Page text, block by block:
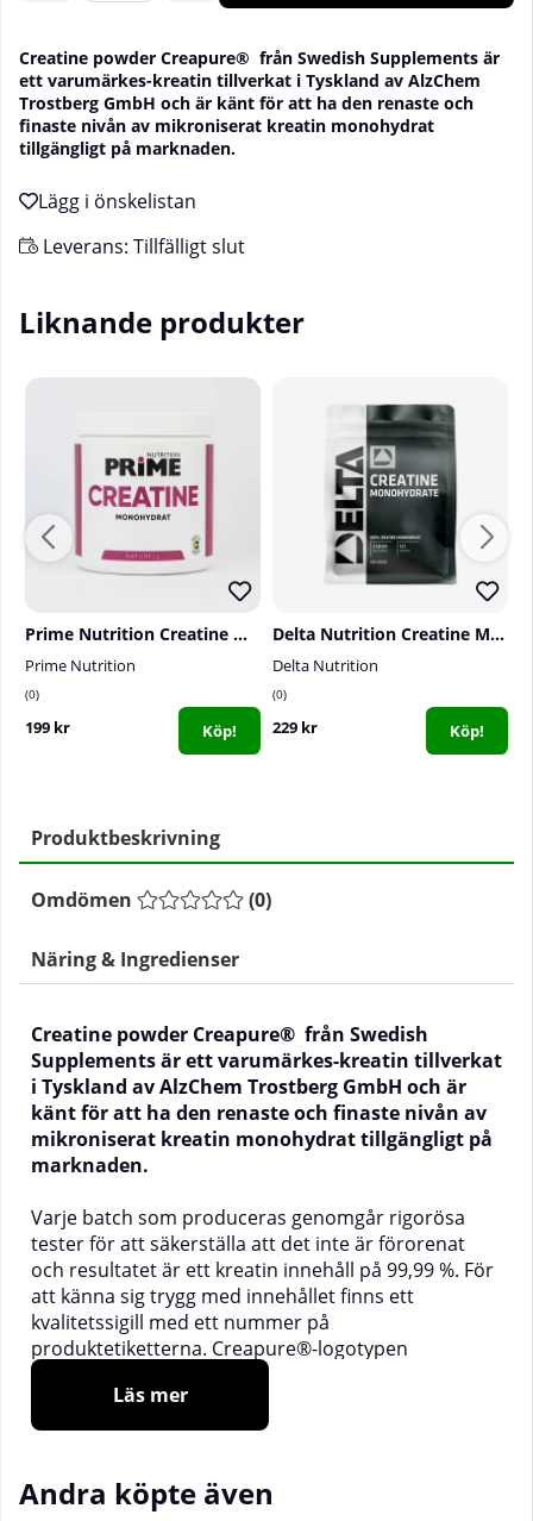
Creatine powder Creapure® från Swedish Supplements är
ett varumärkes-kreatin tillverkat i Tyskland av AlzChem
Trostberg GmbH och är känt för att ha den renaste och
finaste nivån av mikroniserat kreatin monohydrat
tillgängligt på marknaden.
Leverans: Tillfälligt slut
Liknande produkter
Prime Nutrition Creatine Monohydrate, 300 g
Prime Nutrition
0
199 kr Köp!
Delta Nutrition Creatine Monohydrate, 400 g
Delta Nutrition
0
229 kr Köp!
Produktbeskrivning
Omdömen (0)
Näring & Ingredienser
Creatine powder Creapure® från Swedish
Supplements är ett varumärkes-kreatin tillverkat
i Tyskland av AlzChem Trostberg GmbH och är
känt för att ha den renaste och finaste nivån av
mikroniserat kreatin monohydrat tillgängligt på
marknaden.
Varje batch som produceras genomgår rigorösa
tester för att säkerställa att det inte är förorenat
och resultatet är ett kreatin innehåll på 99,99 %. För
att känna sig trygg med innehållet finns ett
kvalitetssigill med ett nummer på
produktetiketterna. Creapure®-logotypen
garanterar att Swedish Supplements produkt
innehåller högkvalitativt, rent, säkert och tysk
producerat kreatin.
vetenskapliga studier och publikationer till stöd för
Läs mer
Andra köpte även